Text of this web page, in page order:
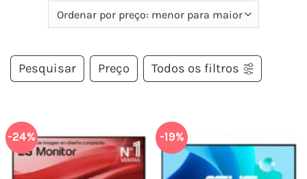
Pesquisar Preço Todos os filtros
-24% -19%